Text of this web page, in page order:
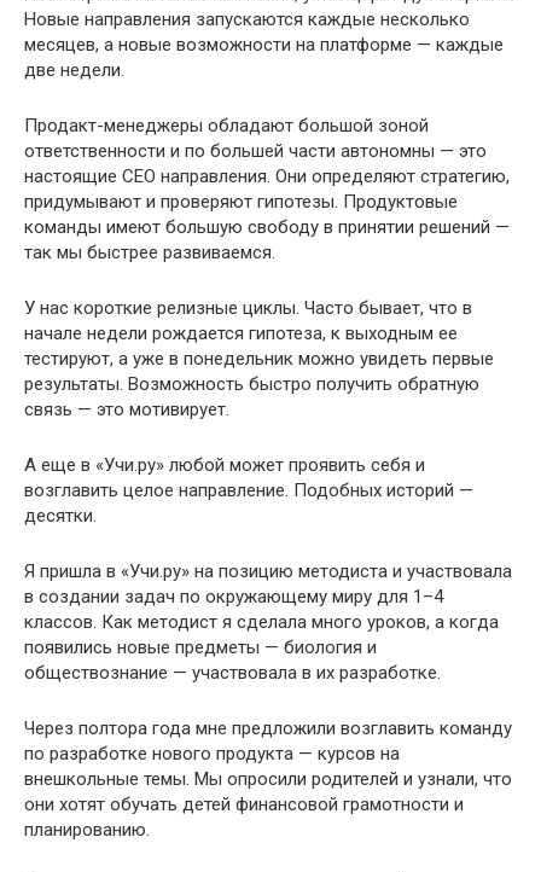
Новые направления запускаются каждые несколько
месяцев, а новые возможности на платформе — каждые
две недели.
Продакт-менеджеры обладают большой зоной
ответственности и по большей части автономны — это
настоящие CEO направления. Они определяют стратегию,
придумывают и проверяют гипотезы. Продуктовые
команды имеют большую свободу в принятии решений —
так мы быстрее развиваемся.
У нас короткие релизные циклы. Часто бывает, что в
начале недели рождается гипотеза, к выходным ее
тестируют, а уже в понедельник можно увидеть первые
результаты. Возможность быстро получить обратную
связь — это мотивирует.
А еще в «Учи.ру» любой может проявить себя и
возглавить целое направление. Подобных историй —
десятки.
Я пришла в «Учи.ру» на позицию методиста и участвовала
в создании задач по окружающему миру для 1–4
классов. Как методист я сделала много уроков, а когда
появились новые предметы — биология и
обществознание — участвовала в их разработке.
Через полтора года мне предложили возглавить команду
по разработке нового продукта — курсов на
внешкольные темы. Мы опросили родителей и узнали, что
они хотят обучать детей финансовой грамотности и
планированию.